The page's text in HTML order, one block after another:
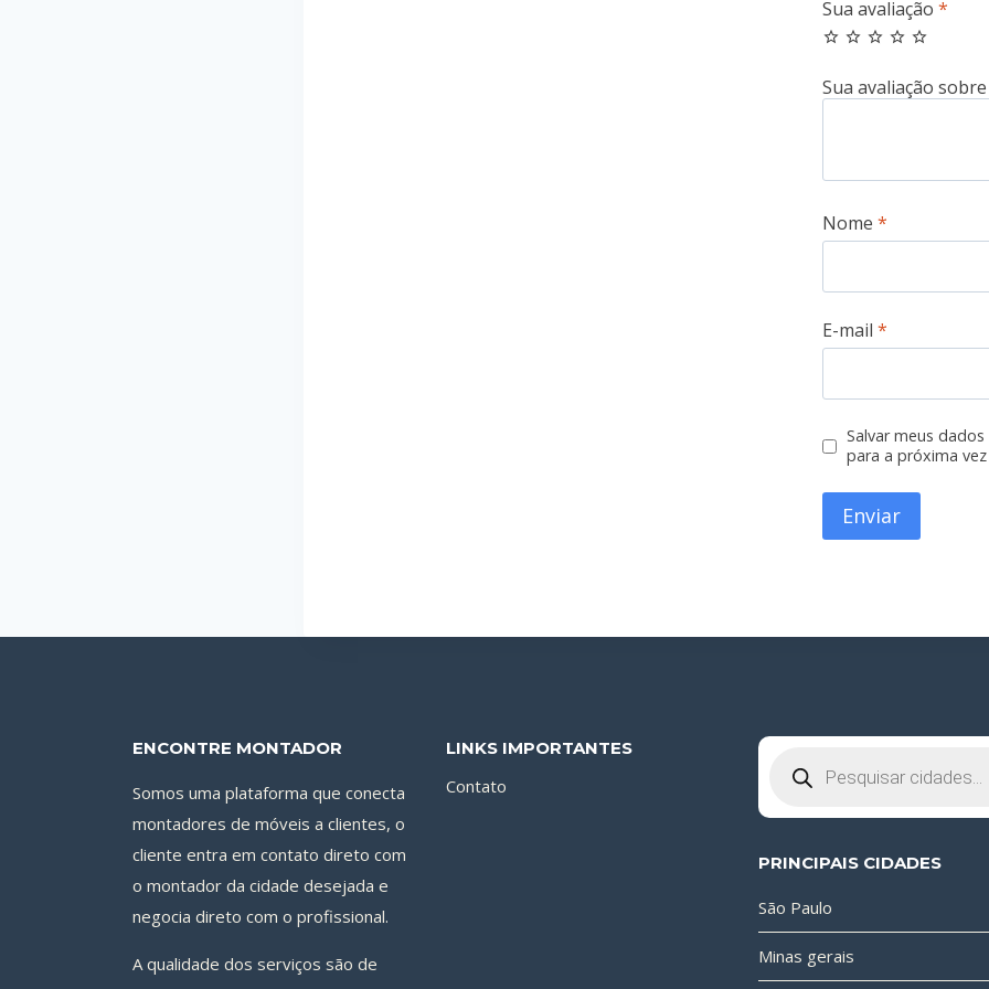
Sua avaliação *
Nome *
E-mail *
Salvar meus
para a próxima
ENCONTRE MONTADOR
Somos uma plataforma que conecta
montadores de móveis a clientes, o
cliente entra em contato direto com
o montador da cidade desejada e
negocia direto com o profissional.
A qualidade dos serviços são de
LINKS IMPORTANTES
Contato
produtos
PRINCIPAIS CIDADES
São Paulo
Minas gerais